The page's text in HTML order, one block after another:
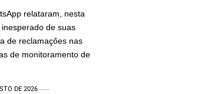
relataram, nesta
de suas
de reclamações nas
de monitoramento de
DE 2026